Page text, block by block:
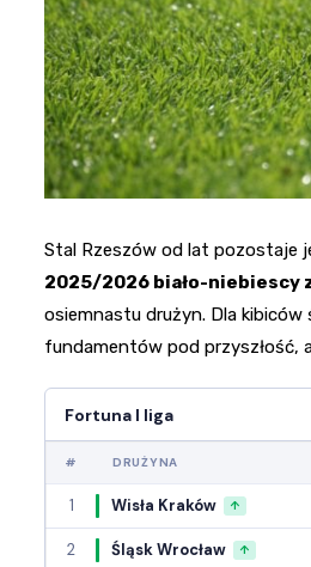
Stal Rzeszów od lat pozostaje
2025/2026 biało-niebiescy
osiemnastu drużyn. Dla
fundamentów pod przyszłość,
Fortuna I liga
# DRUŻYNA
1 Wisła Kraków ↑
2 Śląsk Wrocław ↑